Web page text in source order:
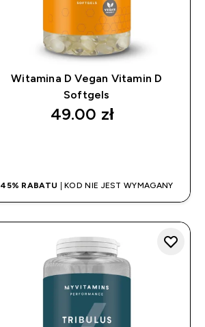
Witamina D Vegan Vitamin D
Softgels
49.00 zł‎
45% RABATU | KOD NIE JEST WYMAGANY